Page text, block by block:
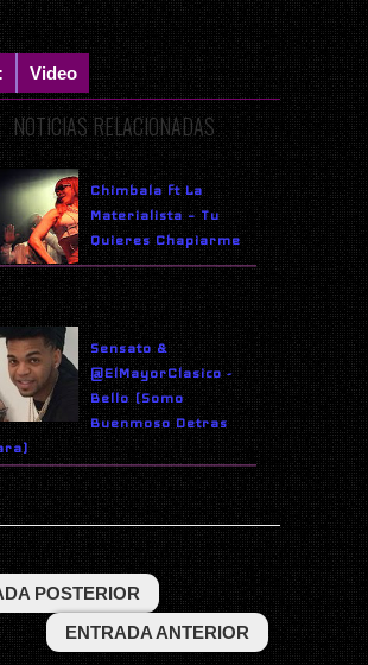
Video
NOTICIAS RELACIONADAS
Chimbala ft La
Materialista – Tu
Quieres Chapiarme
Sensato &
@ElMayorClasico -
Bello (Somo
Buenmoso Detras
POSTERIOR
ENTRADA ANTERIOR